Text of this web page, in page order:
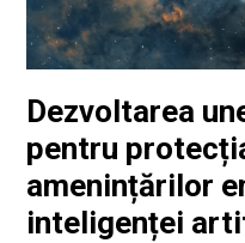
Dezvoltarea
pentru
amenințărilor
inteligenței